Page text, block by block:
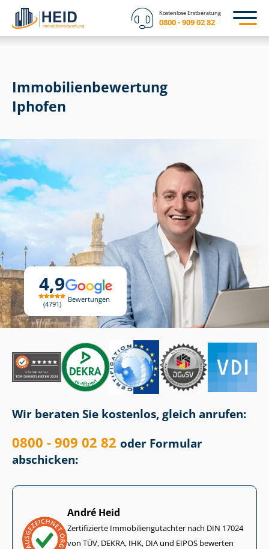
Kostenlose Erstberatung
0800 - 909 02 82
4,9
4791
Bewertungen
Immobilien­bewertung
Iphofen
Wir beraten Sie kostenlos, gleich anrufen:
0800 - 909 02 82 oder Formular
abschicken:
André Heid
Zertifizierte Im­mo­bi­li­en­gut­ach­ter nach DIN 17024
von TÜV, DEKRA, IHK, DIA und EIPOS bewerten